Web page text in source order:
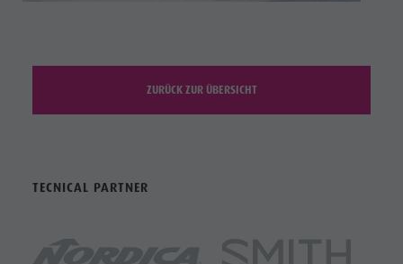
ZURÜCK ZUR ÜBERSICHT
TECNICAL PARTNER